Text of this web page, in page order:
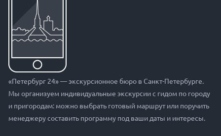
«Петербург 24» — экскурсионное бюро в Санкт-Петербурге.
Мы организуем индивидуальные экскурсии с гидом по городу
и пригородам: можно выбрать готовый маршрут или поручить
менеджеру составить программу под ваши даты и интересы.